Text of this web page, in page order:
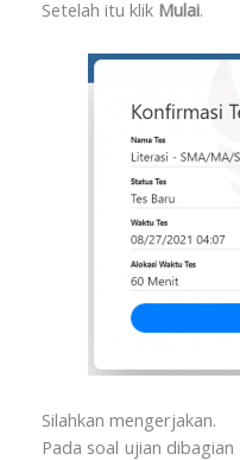
Setelah itu klik Mulai.
Silahkan mengerjakan.
Pada soal ujian